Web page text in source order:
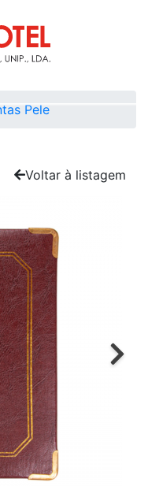
Pele
Voltar à listagem